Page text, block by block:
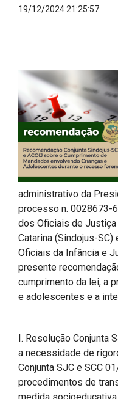
19/12/2024 21:25:57
administrativo da
processo n. 0028673-
dos Oficiais de
Catarina (Sindojus-
Oficiais da Infância e
presente
cumprimento da lei, a
e adolescentes e a
I. Resolução Conjunta
a necessidade de
Conjunta SJC e SCC
procedimentos de